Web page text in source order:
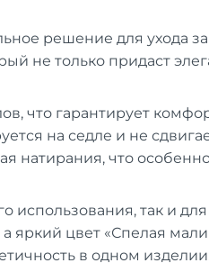
решение для
не только придаст
что гарантирует
на седле и не
натирания, что
использования, так и
яркий цвет «Спелая
в одном